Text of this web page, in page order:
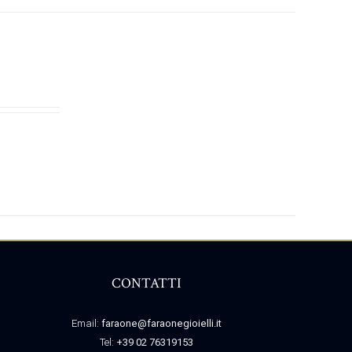
CONTATTI
Email: faraone@faraonegioielli.it
Tel: +39 02 76319153